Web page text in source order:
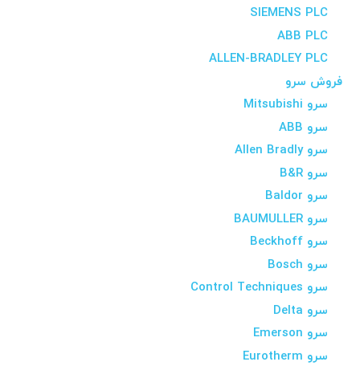
SIEMENS PLC
ABB PLC
ALLEN-BRADLEY PLC
فروش سرو
سرو Mitsubishi
سرو ABB
سرو Allen Bradly
سرو B&R
سرو Baldor
سرو BAUMULLER
سرو Beckhoff
سرو Bosch
سرو Control Techniques
سرو Delta
سرو Emerson
سرو Eurotherm